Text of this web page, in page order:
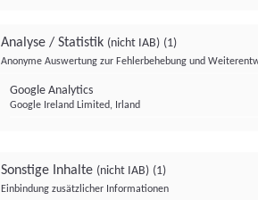
Analyse / Statistik (nicht IAB) (1)
Anonyme Auswertung zur Fehlerbehebung und
Google Analytics
Google Ireland Limited, Irland
Sonstige Inhalte (nicht IAB) (1)
Einbindung zusätzlicher Informationen